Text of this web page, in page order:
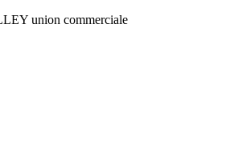
union commerciale